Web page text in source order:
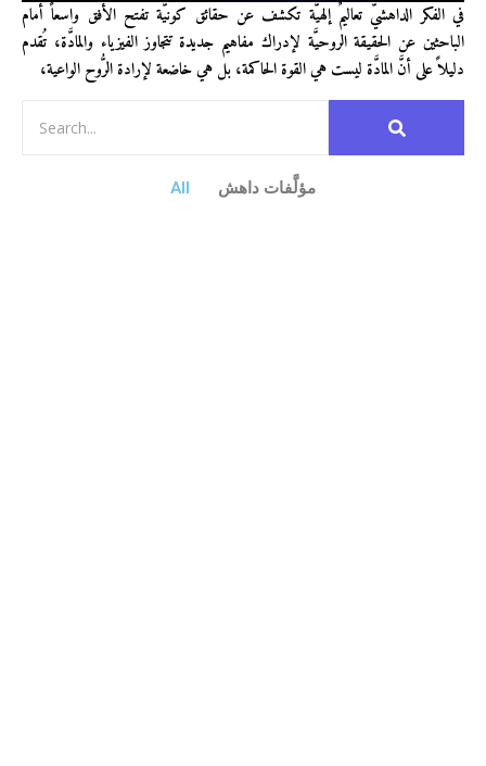
في الفكر الداهشيّ تعاليمٌ إلهيَّة تكشف عن حقائق كونيَّة تفتح الأفق واسعاً أمام
الباحثين عن الحقيقة الروحيَّة لإدراك مفاهيم جديدة تتجاوز الفيزياء والمادَّة، تُقدم
دليلاً على أنَّ المادَّة ليست هي القوة الحاكمة، بل هي خاضعة لإرادة الرُّوح الواعية،
All مؤلَّفات داهش